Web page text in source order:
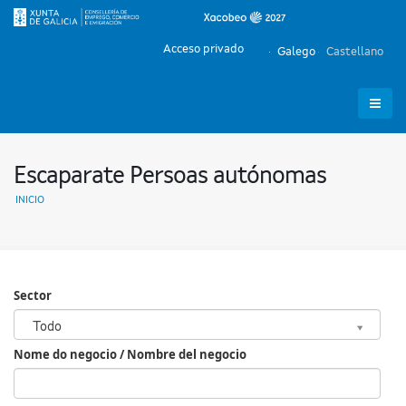
Galego Castellano
Acceso privado
Escaparate Persoas autónomas
INICIO
Sector
Todo
Sector
Nome do negocio / Nombre del negocio